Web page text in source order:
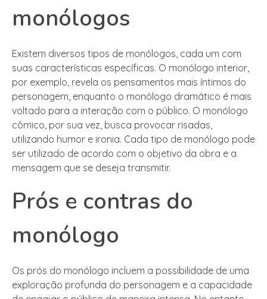
monólogos
Existem diversos tipos de monólogos, cada um com
suas características específicas. O monólogo interior,
por exemplo, revela os pensamentos mais íntimos do
personagem, enquanto o monólogo dramático é mais
voltado para a interação com o público. O monólogo
cômico, por sua vez, busca provocar risadas,
utilizando humor e ironia. Cada tipo de monólogo pode
ser utilizado de acordo com o objetivo da obra e a
mensagem que se deseja transmitir.
Prós e contras do
monólogo
Os prós do monólogo incluem a possibilidade de uma
exploração profunda do personagem e a capacidade